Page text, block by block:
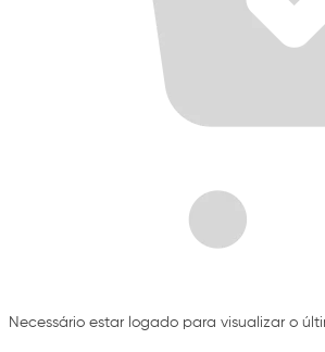
Necessário estar logado para visualizar o